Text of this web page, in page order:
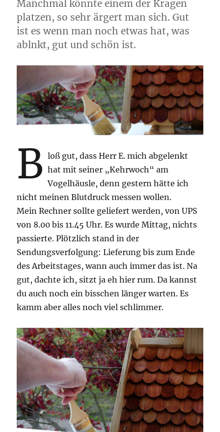
Manchmal könnte einem der Kragen
platzen, so sehr ärgert man sich. Gut
ist es wenn man noch etwas hat, was
ablnkt, gut und schön ist.
B loß gut, dass Herr E. mich abgelenkt
hat mit seiner „Kehrwoch“ am
Vogelhäusle, denn gestern hätte ich
nicht meinen Blutdruck messen wollen.
Mein Rechner sollte geliefert werden, von UPS
von 8.00 bis 11.45 Uhr. Es wurde Mittag, nichts
passierte. Plötzlich stand in der
Sendungsverfolgung: Lieferung bis zum Ende
des Arbeitstages, wann auch immer das ist. Na
gut, dachte ich, sitzt ja eh hier rum. Da kannst
du auch noch ein bisschen länger warten. Es
kamm aber alles noch viel schlimmer.